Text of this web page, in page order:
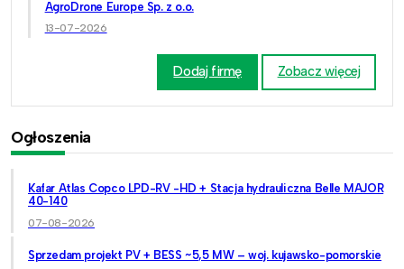
AgroDrone Europe Sp. z o.o.
13-07-2026
Dodaj firmę Zobacz więcej
Ogłoszenia
Kafar Atlas Copco LPD-RV -HD + Stacja hydrauliczna Belle MAJOR
40-140
07-08-2026
Sprzedam projekt PV + BESS ~5,5 MW – woj. kujawsko-pomorskie